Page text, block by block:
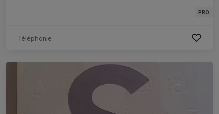
PRO
Téléphonie